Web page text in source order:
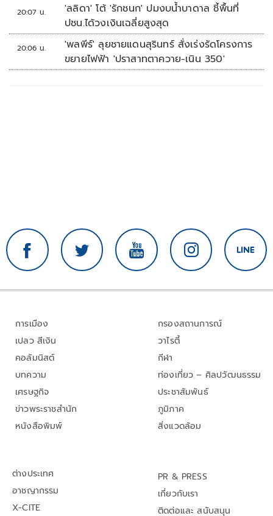
20:07 น.
'ลลิดา' โต้ 'รักชนก' ปมงบน้ำบาดาล ชี้พื้นที่
ปชน.ได้วงเงินเฉลี่ยสูงสุด
20:06 น.
'พลพีร์' ลุยชายแดนสุรินทร์ สั่งเร่งรัดโครงการ
ขยายไฟฟ้า 'ปราสาทตาควาย-เนิน 350'
การเมือง
เปลว สีเงิน
คอลัมนิสต์
บทความ
เศรษฐกิจ
ข่าวพระราชสำนัก
หนังสือพิมพ์
กรองสถานการณ์
วาไรตี้
กีฬา
ท่องเที่ยว – ศิลปวัฒนธรรม
ประชาสัมพันธ์
ภูมิภาค
สิ่งแวดล้อม
ต่างประเทศ
อาชญากรรม
X-CITE
PR & PRESS
เกี่ยวกับเรา
ติดต่อและ สนับสนุน